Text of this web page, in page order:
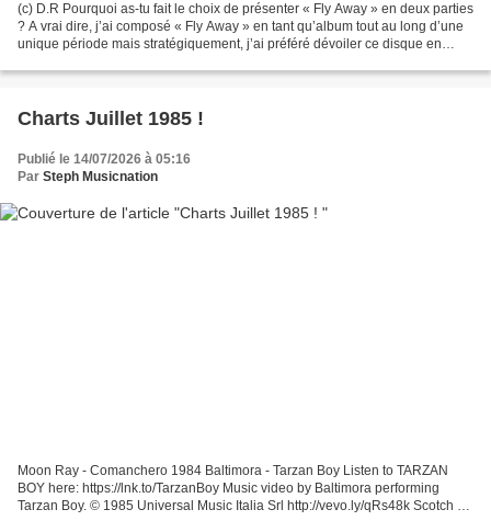
(c) D.R Pourquoi as-tu fait le choix de présenter « Fly Away » en deux parties
? A vrai dire, j’ai composé « Fly Away » en tant qu’album tout au long d’une
unique période mais stratégiquement, j’ai préféré dévoiler ce disque en
Charts Juillet 1985 !
Publié le 14/07/2026 à 05:16
Par Steph Musicnation
Moon Ray - Comanchero 1984 Baltimora - Tarzan Boy Listen to TARZAN
BOY here: https://lnk.to/TarzanBoy Music video by Baltimora performing
Tarzan Boy. © 1985 Universal Music Italia Srl http://vevo.ly/qRs48k Scotch -